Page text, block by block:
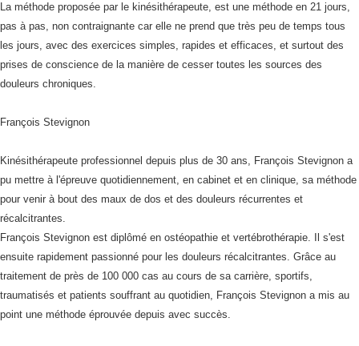
La méthode proposée par le kinésithérapeute, est une méthode en 21 jours,
pas à pas, non contraignante car elle ne prend que très peu de temps tous
les jours, avec des exercices simples, rapides et efficaces, et surtout des
prises de conscience de la manière de cesser toutes les sources des
douleurs chroniques.
François Stevignon
Kinésithérapeute professionnel depuis plus de 30 ans, François Stevignon a
pu mettre à l'épreuve quotidiennement, en cabinet et en clinique, sa méthode
pour venir à bout des maux de dos et des douleurs récurrentes et
récalcitrantes.
François Stevignon est diplômé en ostéopathie et vertébrothérapie. Il s'est
ensuite rapidement passionné pour les douleurs récalcitrantes. Grâce au
traitement de près de 100 000 cas au cours de sa carrière, sportifs,
traumatisés et patients souffrant au quotidien, François Stevignon a mis au
point une méthode éprouvée depuis avec succès.